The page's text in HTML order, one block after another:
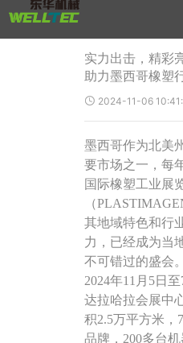
实力出击，精彩
助力墨西哥橡塑
 2024-11-06
墨西哥作为北美
要市场之一，每
国际橡塑工业展
（
其地域特色和行
力，已经成为当
不可错过的盛会
2024年11月5日
达拉哈拉会展中
积2.5万平方米 ，
品牌，200多台